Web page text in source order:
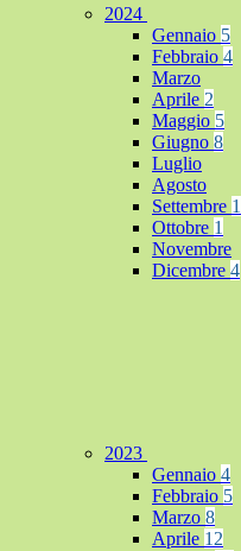
2024
Gennaio 5
Febbraio 4
Marzo
Aprile 2
Maggio 5
Giugno 8
Luglio
Agosto
Settembre 1
Ottobre 1
Novembre
Dicembre 4
2023
Gennaio 4
Febbraio 5
Marzo 8
Aprile 12